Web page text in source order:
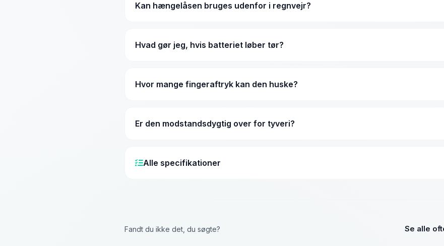
Kan hængelåsen bruges udenfor i regnvejr?
kan modstå direkte regn.
Hvad gør jeg, hvis batteriet løber tør?
en powerbank via USB-C porten eller bruge den medfølgende mekaniske nøgle.
Hvor mange fingeraftryk kan den huske?
og byggepladser med mange ansatte.
Er den modstandsdygtig over for tyveri?
beskytter mod både sav, boltsaks og slag.
Alle specifikationer
Farve
Fandt du ikke det, du søgte? Se alle